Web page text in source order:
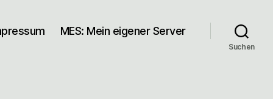
MES: Mein eigener Server
Suchen